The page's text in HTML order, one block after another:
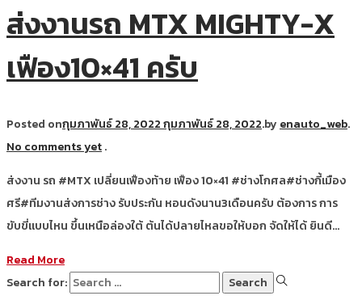
ส่งงานรถ MTX MIGHTY-X
เฟือง10×41 ครับ
Posted onกุมภาพันธ์ 28, 2022กุมภาพันธ์ 28, 2022.by enauto_web.
No comments yet.
ส่งงาน รถ #MTX เปลี่ยนเฟืองท้าย เฟือง 10×41 #ช่างโกศล#ช่างกี้เมือง
ศรี#ทีมงานส่งการช่าง รับประกัน หอนดังนาน3เดือนครับ ต้องการ การ
ขับขี่แบบไหน ขึ้นเหนือล่องใต้ ต้นได้ปลายไหลขอให้บอก จัดให้ได้ ยินดี…
Read More
Search for: